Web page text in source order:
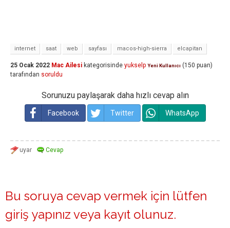
internet saat web sayfası macos-high-sierra elcapitan
25 Ocak 2022 Mac Ailesi kategorisinde yukselp Yeni Kullanıcı (150 puan)
tarafından soruldu
Sorunuzu paylaşarak daha hızlı cevap alın
Facebook Twitter WhatsApp
Bu soruya cevap vermek için lütfen
giriş yapınız veya kayıt olunuz.